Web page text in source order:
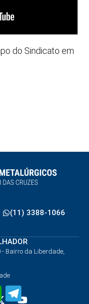
do Sindicato em
(11) 3388-1066
- Bairro da Liberdade,
WhatsApp